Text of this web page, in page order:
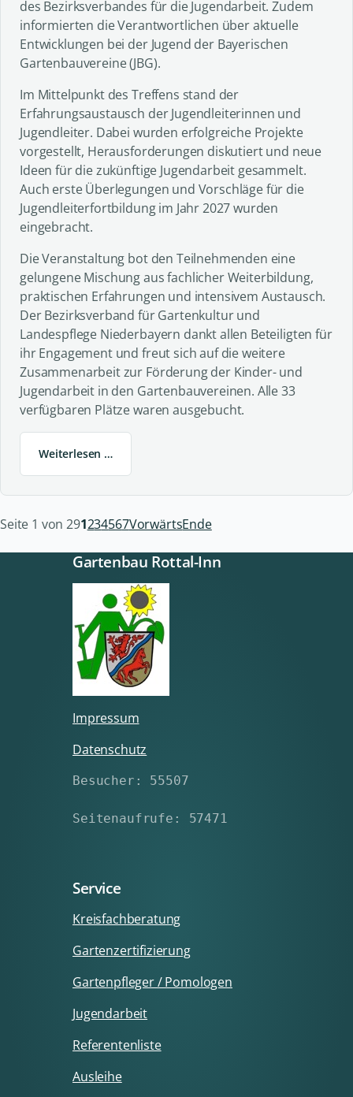
des Bezirksverbandes für die Jugendarbeit. Zudem
informierten die Verantwortlichen über aktuelle
Entwicklungen bei der Jugend der Bayerischen
Gartenbauvereine (JBG).
Im Mittelpunkt des Treffens stand der
Erfahrungsaustausch der Jugendleiterinnen und
Jugendleiter. Dabei wurden erfolgreiche Projekte
vorgestellt, Herausforderungen diskutiert und neue
Ideen für die zukünftige Jugendarbeit gesammelt.
Auch erste Überlegungen und Vorschläge für die
Jugendleiterfortbildung im Jahr 2027 wurden
eingebracht.
Die Veranstaltung bot den Teilnehmenden eine
gelungene Mischung aus fachlicher Weiterbildung,
praktischen Erfahrungen und intensivem Austausch.
Der Bezirksverband für Gartenkultur und
Landespflege Niederbayern dankt allen Beteiligten für
ihr Engagement und freut sich auf die weitere
Zusammenarbeit zur Förderung der Kinder- und
Jugendarbeit in den Gartenbauvereinen. Alle 33
verfügbaren Plätze waren ausgebucht.
Weiterlesen …
Seite 1 von 291234567VorwärtsEnde
Gartenbau Rottal-Inn
Impressum
Datenschutz
Besucher: 55507
Seitenaufrufe: 57471
Service
Kreisfachberatung
Gartenzertifizierung
Gartenpfleger / Pomologen
Jugendarbeit
Referentenliste
Ausleihe